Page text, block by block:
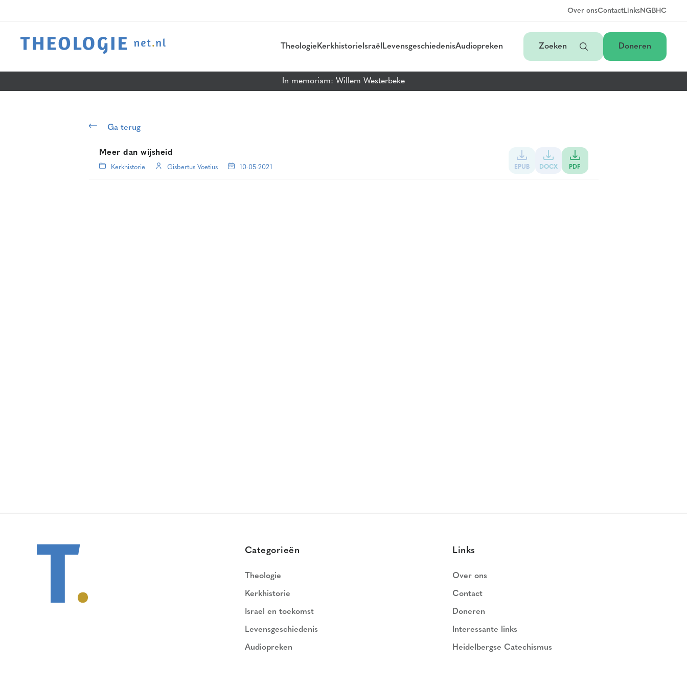
Over onsContactLinksNGBHC
Theologie Kerkhistorie Israël LevensgeschiedenisAudiopreken Zoeken Doneren
In memoriam: Willem Westerbeke
Ga terug
Meer dan wijsheid
Kerkhistorie Gisbertus Voetius 10-05-2021 EPUB DOCX PDF
Categorieën
Theologie
Kerkhistorie
Israel en toekomst
Levensgeschiedenis
Audiopreken
Links
Over ons
Contact
Doneren
Interessante links
Heidelbergse Catechismus